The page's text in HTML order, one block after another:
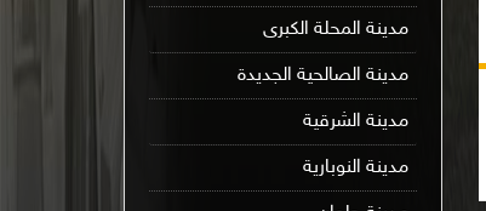
مدينة المحلة الكبرى
مدينة الصالحية الجديدة
مدينة الشرقية
مدينة النوبارية